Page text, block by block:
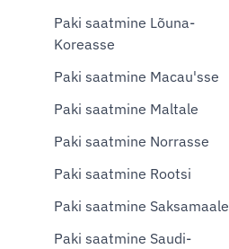
Paki saatmine Lõuna-
Koreasse
Paki saatmine Macau'sse
Paki saatmine Maltale
Paki saatmine Norrasse
Paki saatmine Rootsi
Paki saatmine Saksamaale
Paki saatmine Saudi-